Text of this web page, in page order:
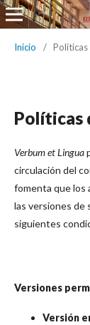
Inicio /
Políticas
Verbum et Lingua
circulación del
fomenta que los
las versiones de
siguientes
Versiones
Versión